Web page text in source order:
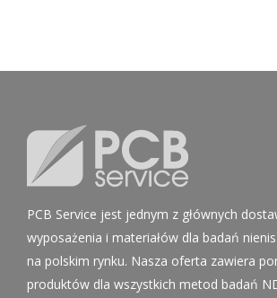
PCB Service jest jednym z głównych
wyposażenia i materiałów dla badań
na polskim rynku. Nasza oferta zawiera
produktów dla wszystkich metod badań